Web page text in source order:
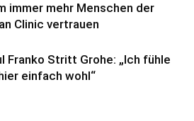
immer mehr Menschen der
Clinic vertrauen
Franko Stritt Grohe: „Ich fühle
einfach wohl“